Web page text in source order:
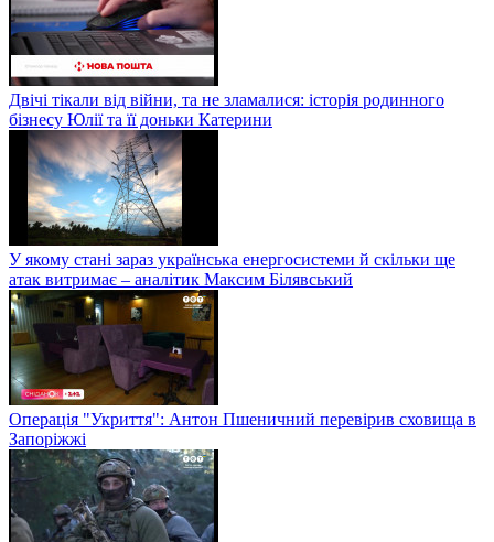
Двічі тікали від війни, та не зламалися: історія родинного
бізнесу Юлії та її доньки Катерини
У якому стані зараз українська енергосистеми й скільки ще
атак витримає – аналітик Максим Білявський
Операція "Укриття": Антон Пшеничний перевірив сховища в
Запоріжжі